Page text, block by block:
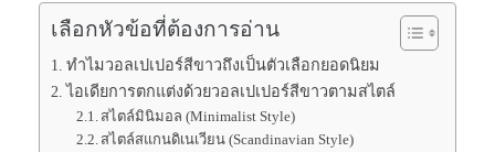
เลือกหัวข้อที่ต้องการอ่าน
ทำไมวอลเปเปอร์สีขาวถึงเป็นตัวเลือกยอดนิยม
ไอเดียการตกแต่งด้วยวอลเปเปอร์สีขาวตามสไตล์
สไตล์มินิมอล (Minimalist Style)
สไตล์สแกนดิเนเวียน (Scandinavian Style)